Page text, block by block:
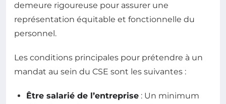
demeure rigoureuse pour assurer une
représentation équitable et fonctionnelle du
personnel.
Les conditions principales pour prétendre à un
mandat au sein du CSE sont les suivantes :
Être salarié de l’entreprise : Un minimum